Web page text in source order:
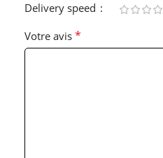
Delivery speed
Votre avis *